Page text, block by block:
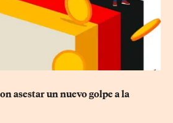
asestar un nuevo golpe a la